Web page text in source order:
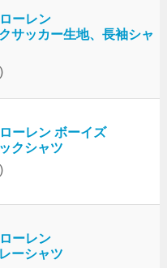
ーレン
サッカー生地、長袖シャ
ーレン ボーイズ
クシャツ
ーレン
ーシャツ